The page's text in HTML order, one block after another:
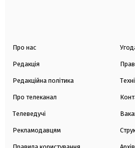
Про нас
Редакція
Редакційна політика
Про телеканал
Телеведучі
Рекламодавцям
Правила користування Архів